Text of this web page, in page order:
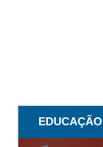
EDUCAÇÃO